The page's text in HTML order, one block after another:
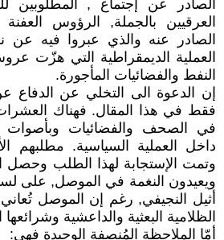
الصادر عن إجتماع , المطلوبين
العرقيين بالجملة, الرؤوس
الصادر عنه والذي عبروا فيه عن
العملية الديمقراطية التي هزّت
النفط والفضائيات المأجورة.
إن الدعوة الى التخلي عن
فقط في هذا المقال. فهناك
في الصحف والفضائيات
داخل العملية السياسية.
وتمت الإستجابة لهذا الطلب وحصل
ويعيدون النغمة في الموصل, على
أثيل النجيفي, رغم إن الموصل
الظلامية البعثية والداعشية وشرائعها
أمّا الملاحظة المُنصفة الوحيدة فهي: